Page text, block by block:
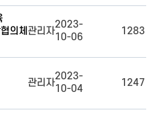
의체 관리자
2023-
10-06
1283
관리자
2023-
10-04
1247